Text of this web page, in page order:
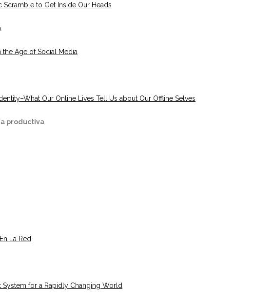
Scramble to Get Inside Our Heads
Age of Social Media
Our Online Lives Tell Us about Our Offline Selves
productiva
La Red
for a Rapidly Changing World